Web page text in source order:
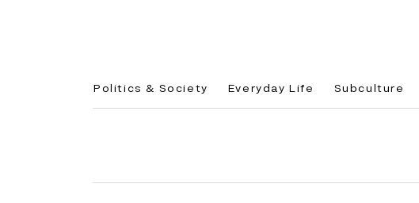
Politics & Society Everyday Life Subculture